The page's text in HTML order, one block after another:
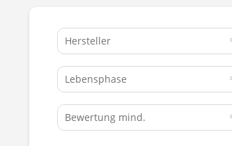
Hersteller
Lebensphase
Bewertung mind.